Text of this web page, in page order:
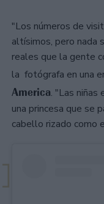
"Los números de
altísimos, pero nada
reales que la gente
la fotógrafa en una
America. "Las niñas
una princesa que se
cabello rizado como